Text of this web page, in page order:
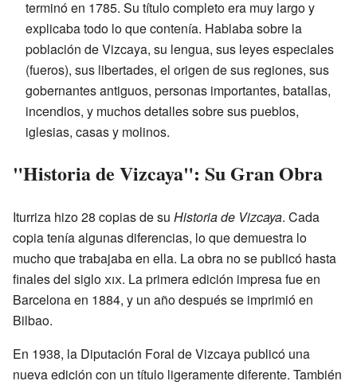
terminó en 1785. Su título completo era muy largo y
explicaba todo lo que contenía. Hablaba sobre la
población de Vizcaya, su lengua, sus leyes especiales
(fueros), sus libertades, el origen de sus regiones, sus
gobernantes antiguos, personas importantes, batallas,
incendios, y muchos detalles sobre sus pueblos,
iglesias, casas y molinos.
"Historia de Vizcaya": Su Gran Obra
Iturriza hizo 28 copias de su Historia de Vizcaya. Cada
copia tenía algunas diferencias, lo que demuestra lo
mucho que trabajaba en ella. La obra no se publicó hasta
finales del sigloxix. La primera edición impresa fue en
Barcelona en 1884, y un año después se imprimió en
Bilbao.
En 1938, la Diputación Foral de Vizcaya publicó una
nueva edición con un título ligeramente diferente. También